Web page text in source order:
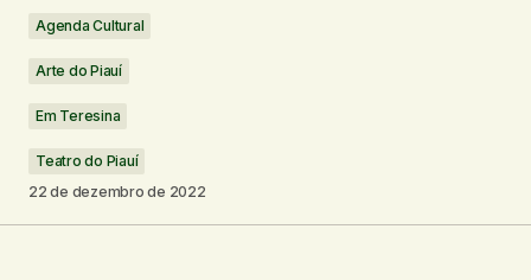
Agenda Cultural
Arte do Piauí
Em Teresina
Teatro do Piauí
22 de dezembro de 2022